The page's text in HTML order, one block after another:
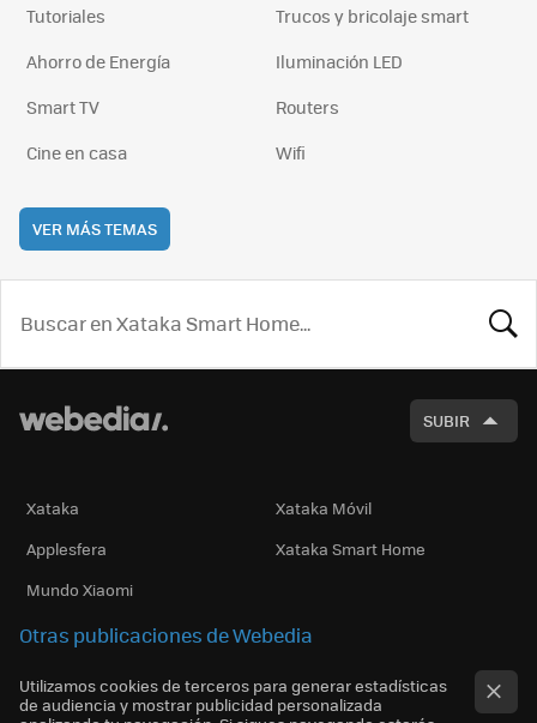
Tutoriales
Trucos y bricolaje smart
Ahorro de Energía
Iluminación LED
Smart TV
Routers
Cine en casa
Wifi
VER MÁS TEMAS
SUBIR
Xataka
Xataka Móvil
Applesfera
Xataka Smart Home
Mundo Xiaomi
Otras publicaciones de Webedia
Utilizamos cookies de terceros para generar estadísticas
de audiencia y mostrar publicidad personalizada